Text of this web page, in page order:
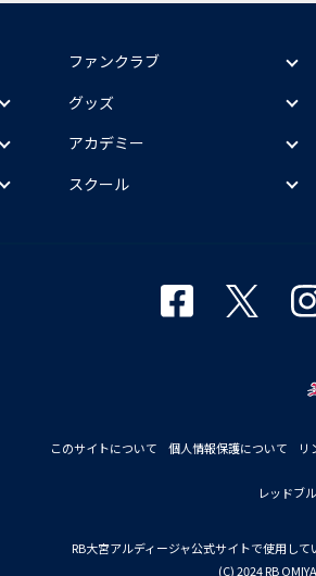
ファンクラブ
グッズ
アカデミー
スクール
このサイトについて 個人情報保護について リ
レッドブ
RB大宮アルディージャ公式サイトで使用し
(C) 2024 RB